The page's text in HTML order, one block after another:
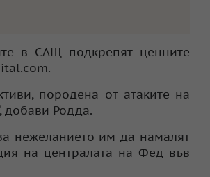
в САЩ подкрепят ценните
породена от атаките на
добави Родда.
нежеланието им да намалят
на централата на Фед във